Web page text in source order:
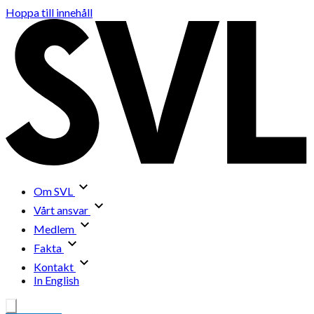
Hoppa till innehåll
Om SVL
Vårt ansvar
Medlem
Fakta
Kontakt
In English